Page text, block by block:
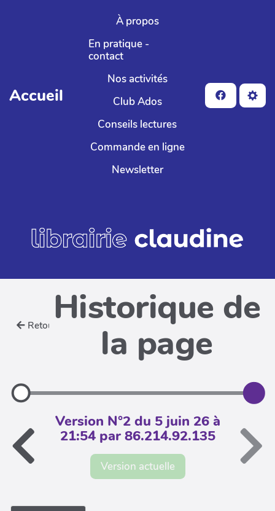
Aller au contenu principal
Accueil
À propos
En pratique -
contact
Nos activités
Club Ados
Conseils lectures
Commande en ligne
Newsletter
Retour Historique de
la page
Version N°2 du 5 juin 26 à
21:54 par 86.214.92.135
Version actuelle